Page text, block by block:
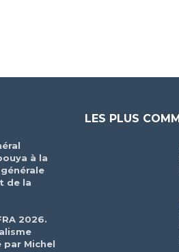
à la
de la
2026.
Michel
LES PLUS